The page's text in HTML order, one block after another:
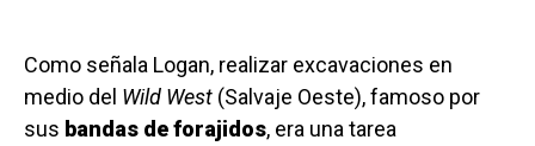
Como señala Logan, realizar excavaciones en
medio del Wild West (Salvaje Oeste), famoso por
sus bandas de forajidos, era una tarea